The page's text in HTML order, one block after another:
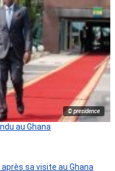
© presidence
au Ghana
sa visite au Ghana